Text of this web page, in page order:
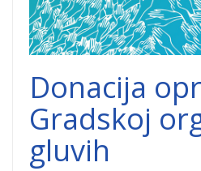
Donacija
Gradskoj
gluvih